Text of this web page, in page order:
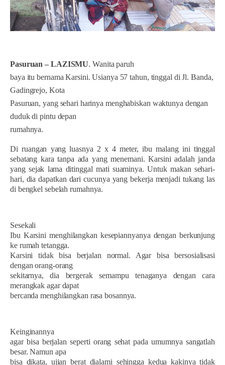
Pasuruan – LAZISMU. Wanita paruh
baya itu bernama Karsini. Usianya 57 tahun, tinggal di Jl. Banda,
Gadingrejo, Kota
Pasuruan, yang sehari harinya menghabiskan waktunya dengan
duduk di pintu depan
rumahnya.
Di ruangan yang luasnya 2 x 4 meter, ibu malang ini tinggal
sebatang kara tanpa ada yang menemani. Karsini adalah janda
yang sejak lama ditinggal mati suaminya. Untuk makan sehari-
hari, dia dapatkan dari cucunya yang bekerja menjadi tukang las
di bengkel sebelah rumahnya.
Sesekali
Ibu Karsini menghilangkan kesepiannyanya dengan berkunjung
ke rumah tetangga.
Karsini tidak bisa berjalan normal. Agar bisa bersosialisasi
dengan orang-orang
sekitarnya, dia bergerak semampu tenaganya dengan cara
merangkak agar dapat
bercanda menghilangkan rasa bosannya.
Keinginannya
agar bisa berjalan seperti orang sehat pada umumnya sangatlah
besar. Namun apa
bisa dikata, ujian berat dialami sehingga kedua kakinya tidak